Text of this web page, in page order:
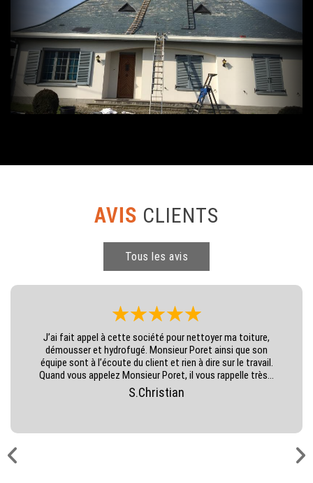
AVIS CLIENTS
Tous les avis
J’ai fait appel à cette société pour nettoyer ma toiture,
démousser et hydrofugé. Monsieur Poret ainsi que son
équipe sont à l’écoute du client et rien à dire sur le travail.
Quand vous appelez Monsieur Poret, il vous rappelle très...
S.Christian